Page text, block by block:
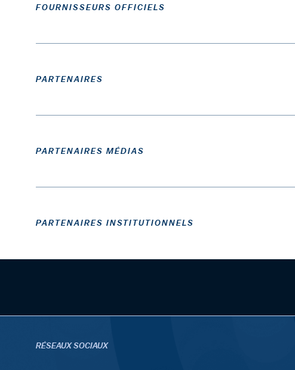
FOURNISSEURS OFFICIELS
PARTENAIRES
PARTENAIRES MÉDIAS
PARTENAIRES INSTITUTIONNELS
RÉSEAUX SOCIAUX